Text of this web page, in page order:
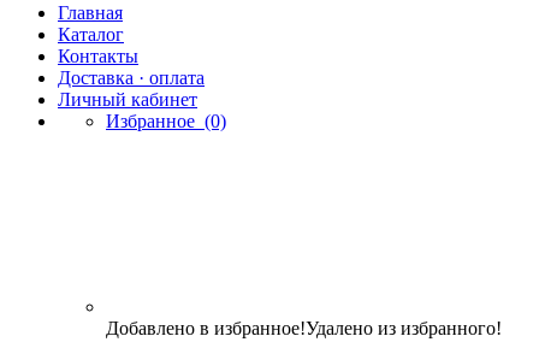
Главная
Каталог
Контакты
Доставка · оплата
Личный кабинет
Избранное (0)
Добавлено в избранное!Удалено из избранного!